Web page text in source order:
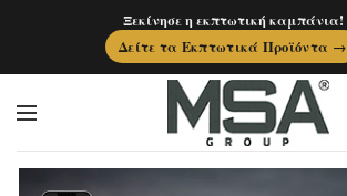
Ξεκίνησε η εκπτωτική καμπάνια!
Δείτε τα Εκπτωτικά Προϊόντα →